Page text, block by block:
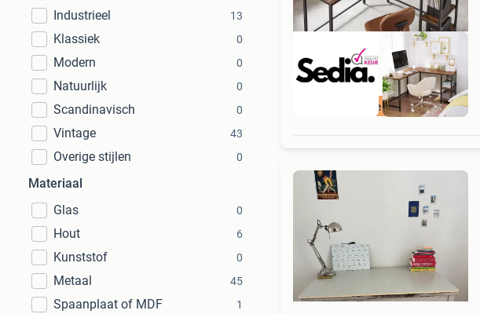
Industrieel 13
Klassiek 0
Modern 0
Natuurlijk 0
Scandinavisch 0
Vintage 43
Overige stijlen 0
Materiaal
Glas
0
Hout 6
Kunststof 0
Metaal 45
Spaanplaat of MDF 1
Beoordeeld met 9+